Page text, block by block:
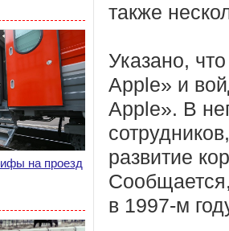
на проезд
также
Указано,
Apple» и
Apple». В
развитие
в 1997-м